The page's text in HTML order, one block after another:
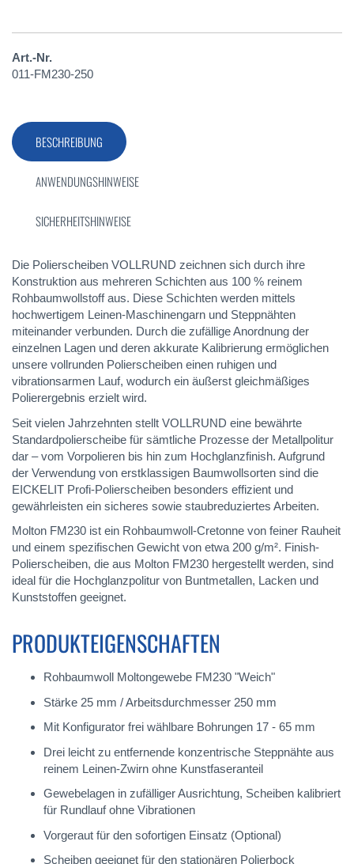
Art.-Nr.
011-FM230-250
BESCHREIBUNG
Die Polierscheiben VOLLRUND zeichnen sich durch ihre
Konstruktion aus mehreren Schichten aus 100 % reinem
Rohbaumwollstoff aus. Diese Schichten werden mittels
hochwertigem Leinen-Maschinengarn und Steppnähten
miteinander verbunden. Durch die zufällige Anordnung der
einzelnen Lagen und deren akkurate Kalibrierung ermöglichen
unsere vollrunden Polierscheiben einen ruhigen und
vibrationsarmen Lauf, wodurch ein äußerst gleichmäßiges
Polierergebnis erzielt wird.
Seit vielen Jahrzehnten stellt VOLLRUND eine bewährte
Standardpolierscheibe für sämtliche Prozesse der Metallpolitur
dar – vom Vorpolieren bis hin zum Hochglanzfinish. Aufgrund
der Verwendung von erstklassigen Baumwollsorten sind die
EICKELIT Profi-Polierscheiben besonders effizient und
gewährleisten ein sicheres sowie staubreduziertes Arbeiten.
Molton FM230 ist ein Rohbaumwoll-Cretonne von feiner Rauheit
und einem spezifischen Gewicht von etwa 200 g/m². Finish-
Polierscheiben, die aus Molton FM230 hergestellt werden, sind
ideal für die Hochglanzpolitur von Buntmetallen, Lacken und
Kunststoffen geeignet.
PRODUKTEIGENSCHAFTEN
Rohbaumwoll Moltongewebe FM230 "Weich"
Stärke 25 mm / Arbeitsdurchmesser 250 mm
Mit Konfigurator frei wählbare Bohrungen 17 - 65 mm
Drei leicht zu entfernende konzentrische Steppnähte aus
reinem Leinen-Zwirn ohne Kunstfaseranteil
Gewebelagen in zufälliger Ausrichtung, Scheiben kalibriert
für Rundlauf ohne Vibrationen
Vorgeraut für den sofortigen Einsatz (Optional)
Scheiben geeignet für den stationären Polierbock
ANWENDUNGSHINWEISE
SICHERHEITSHINWEISE